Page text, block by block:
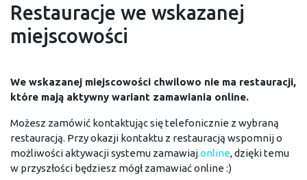
Restauracje we wskazanej
miejscowości
We wskazanej miejscowości chwilowo nie ma restauracji,
które mają aktywny wariant zamawiania online.
Możesz zamówić kontaktując się telefonicznie z wybraną
restauracją. Przy okazji kontaktu z restauracją wspomnij o
możliwości aktywacji systemu zamawiaj.online, dzięki temu
w przyszłości będziesz mógł zamawiać online :)